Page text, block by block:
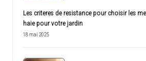
Les criteres de resistance pour choisir les
haie pour votre jardin
18 mai 2025